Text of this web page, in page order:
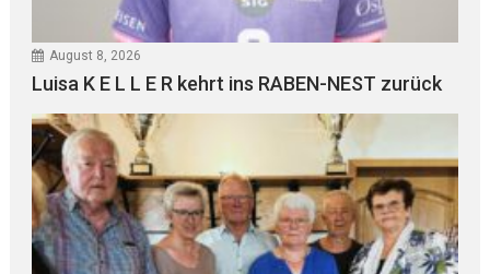
August 8, 2026
Luisa K E L L E R kehrt ins RABEN-NEST zurück